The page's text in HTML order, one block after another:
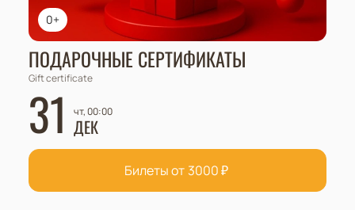
0+
ПОДАРОЧНЫЕ СЕРТИФИКАТЫ
Gift certificate
31 чт, 00:00
ДЕК
Билеты от 3000₽